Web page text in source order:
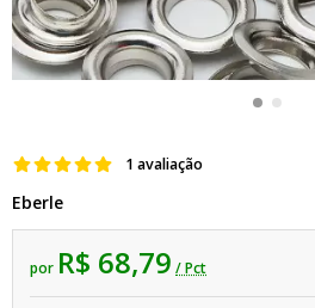
1 avaliação
Eberle
por R$ 68,79 / Pct